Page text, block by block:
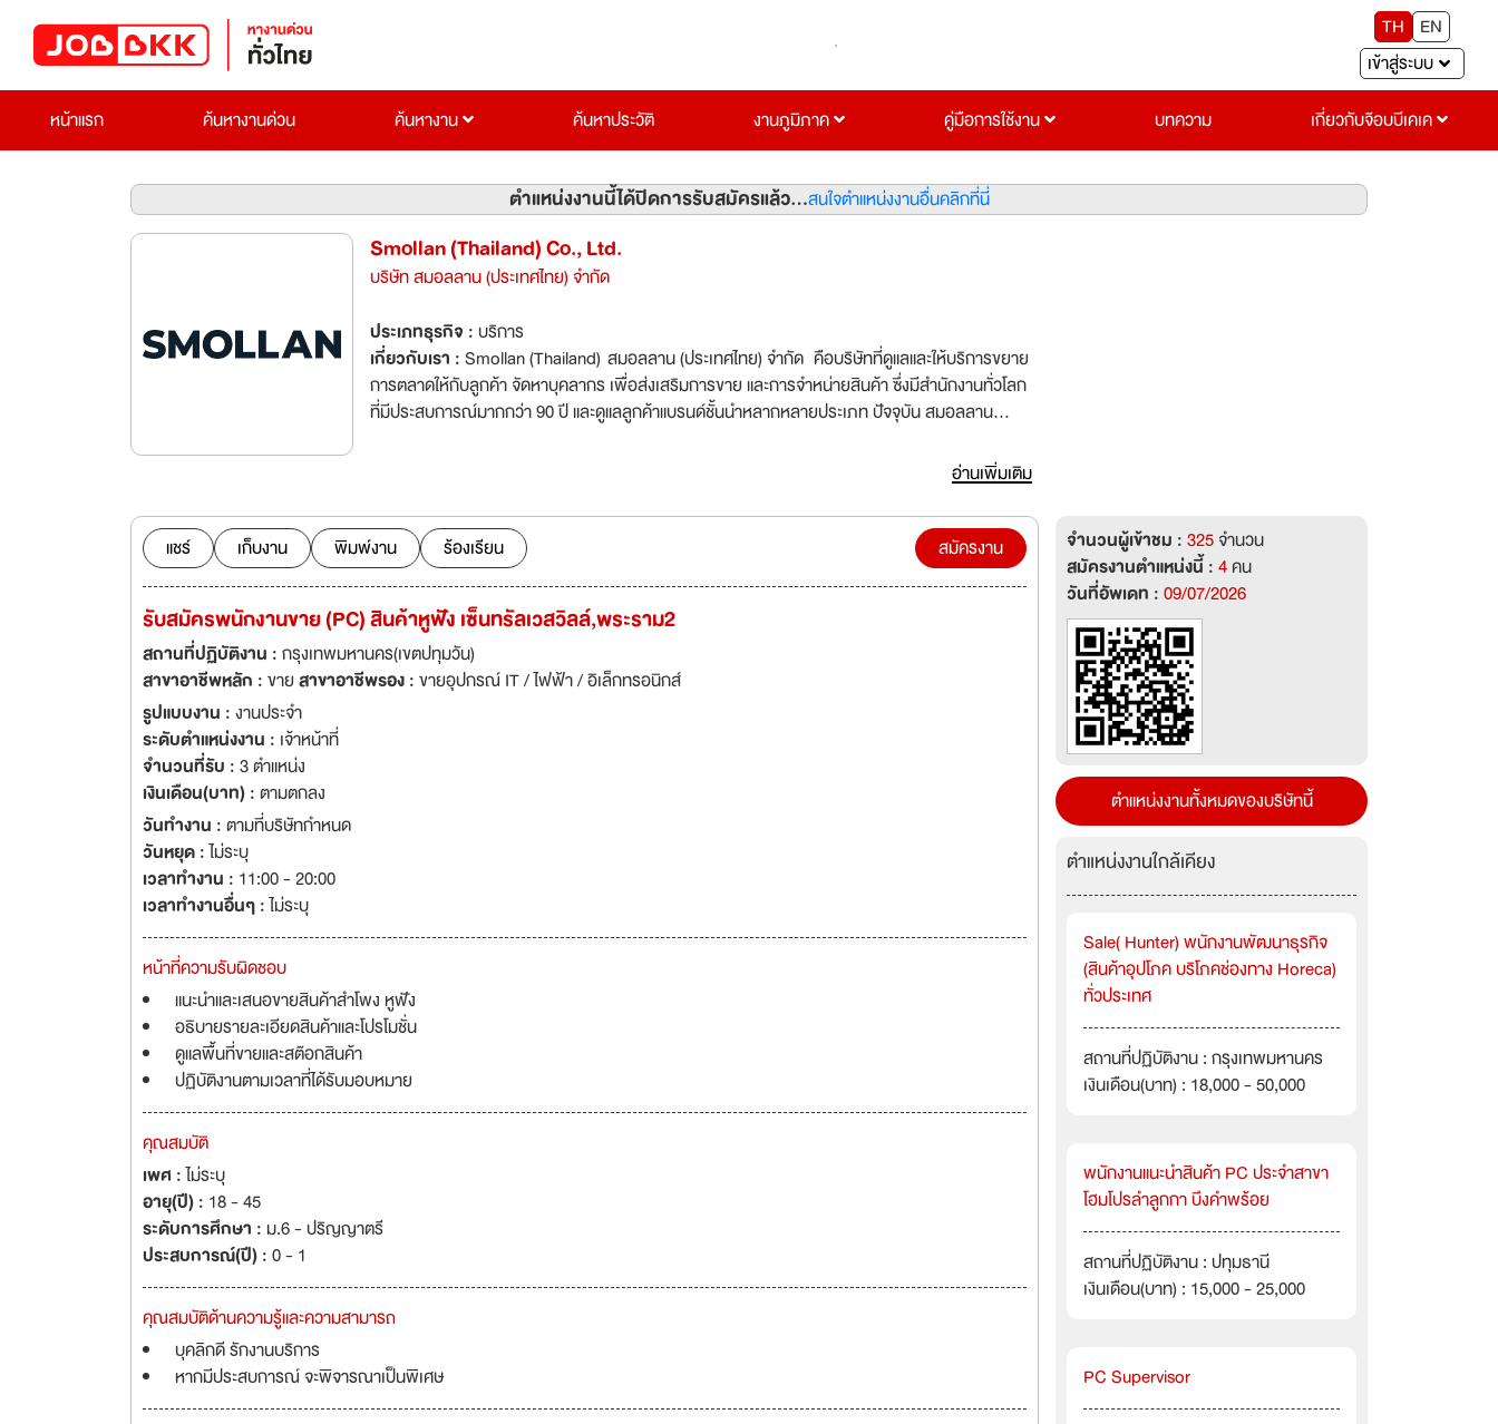
TH
EN
เข้าสู่ระบบ
หน้าแรก
ค้นหางานด่วน ค้นหางาน ค้นหาประวัติ งานภูมิภาค คู่มือการใช้งาน บทความ เกี่ยวกับจ๊อบบีเคเค
ตำแหน่งงานนี้ได้ปิดการรับสมัครแล้ว...สนใจตำแหน่งงานอื่นคลิกที่นี่
Smollan (Thailand) Co., Ltd.
บริษัท สมอลลาน (ประเทศไทย) จำกัด
ประเภทธุรกิจ :บริการ
เกี่ยวกับเรา :Smollan (Thailand) สมอลลาน (ประเทศไทย) จำกัด คือบริษัทที่ดูแลและให้บริการขยาย
การตลาดให้กับลูกค้า จัดหาบุคลากร เพื่อส่งเสริมการขาย และการจำหน่ายสินค้า ซึ่งมีสำนักงานทั่วโลก
ที่มีประสบการณ์มากกว่า 90 ปี และดูแลลูกค้าแบรนด์ชั้นนำหลากหลายประเภท ปัจจุบัน สมอลลาน
อ่านเพิ่มเติม
แชร์ เก็บงาน พิมพ์งาน ร้องเรียน สมัครงาน
รับสมัครพนักงานขาย (PC) สินค้าหูฟัง เซ็นทรัลเวสวิลล์,พระราม2
สถานที่ปฏิบัติงาน :กรุงเทพมหานคร(เขตปทุมวัน)
สาขาอาชีพหลัก :ขายสาขาอาชีพรอง :ขายอุปกรณ์ IT / ไฟฟ้า / อิเล็กทรอนิกส์
รูปแบบงาน :งานประจำ
ระดับตำแหน่งงาน : เจ้าหน้าที่
จำนวนที่รับ :3 ตำแหน่ง
เงินเดือน(บาท) :ตามตกลง
วันทำงาน :ตามที่บริษัทกำหนด
วันหยุด :ไม่ระบุ
เวลาทำงาน : 11:00 - 20:00
เวลาทำงานอื่นๆ :ไม่ระบุ
หน้าที่ความรับผิดชอบ
แนะนำและเสนอขายสินค้าสำโพง หูฟัง
อธิบายรายละเอียดสินค้าและโปรโมชั่น
ดูแลพื้นที่ขายและสต๊อกสินค้า
ปฏิบัติงานตามเวลาที่ได้รับมอบหมาย
คุณสมบัติ
เพศ :ไม่ระบุ
อายุ(ปี) : 18 - 45
ระดับการศึกษา : ม.6 - ปริญญาตรี
ประสบการณ์(ปี) :0 - 1
คุณสมบัติด้านความรู้และความสามารถ
บุคลิกดี รักงานบริการ
หากมีประสบการณ์ จะพิจารณาเป็นพิเศษ
จำนวนผู้เข้าชม :325จำนวน
สมัครงานตำแหน่งนี้ :4คน
วันที่อัพเดท :09/07/2026
ตำแหน่งงานทั้งหมดของบริษัทนี้
ตำแหน่งงานใกล้เคียง
Sale( Hunter) พนักงานพัฒนาธุรกิจ
(สินค้าอุปโภค บริโภคช่องทาง Horeca)
ทั่วประเทศ
สถานที่ปฏิบัติงาน : กรุงเทพมหานคร
เงินเดือน(บาท) : 18,000 - 50,000
พนักงานแนะนำสินค้า PC ประจำสาขา
โฮมโปรลำลูกกา บึงคำพร้อย
สถานที่ปฏิบัติงาน : ปทุมธานี
เงินเดือน(บาท) : 15,000 - 25,000
PC Supervisor